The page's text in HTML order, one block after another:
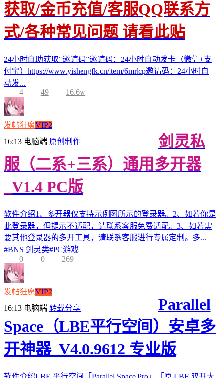
获取/金币充值/客服QQ联系方
式/各种常见问题 请看此贴
24小时自助获取“邀请码”邀请码：24小时自动发卡（微信+支
付宝）https://www.yishengfk.cn/item/6mrlcp邀请码：24小时自
动发...
4
49 16.6w
发帖狂魔VIP2
16:13 电脑端 原创制作
剑灵私
服（二系+三系）通用多开器
_V1.4 PC版
软件介绍1、多开器仅支持示例图所示的登录器。2、如若你是
此登录器，但提示不适配，请联系客服免费适配。3、如若需
要其他登录器的多开工具，请联系客服进行专属定制。多...
#BNS 剑灵类#PC游戏
0
0 269
发帖狂魔VIP2
16:13 电脑端 转载分享
Parallel
Space（LBE平行空间）安卓多
开神器_V4.0.9612 专业版
软件介绍LBE 平行空间「Parallel Space Pro」「原 LBE 双开大